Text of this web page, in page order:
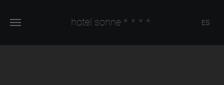
hotel sonne **** ES